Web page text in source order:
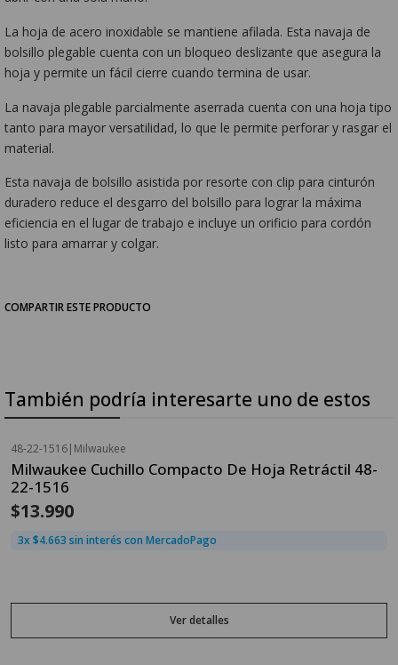
La hoja de acero inoxidable se mantiene afilada. Esta navaja de
bolsillo plegable cuenta con un bloqueo deslizante que asegura la
hoja y permite un fácil cierre cuando termina de usar.
La navaja plegable parcialmente aserrada cuenta con una hoja tipo
tanto para mayor versatilidad, lo que le permite perforar y rasgar el
material.
Esta navaja de bolsillo asistida por resorte con clip para cinturón
duradero reduce el desgarro del bolsillo para lograr la máxima
eficiencia en el lugar de trabajo e incluye un orificio para cordón
listo para amarrar y colgar.
COMPARTIR ESTE PRODUCTO
También podría interesarte uno de estos
Agotado
48-22-1516| Milwaukee
Milwaukee Cuchillo Compacto De Hoja Retráctil 48-
22-1516
$13.990
3x $4.663 sin interés con MercadoPago
Ver detalles